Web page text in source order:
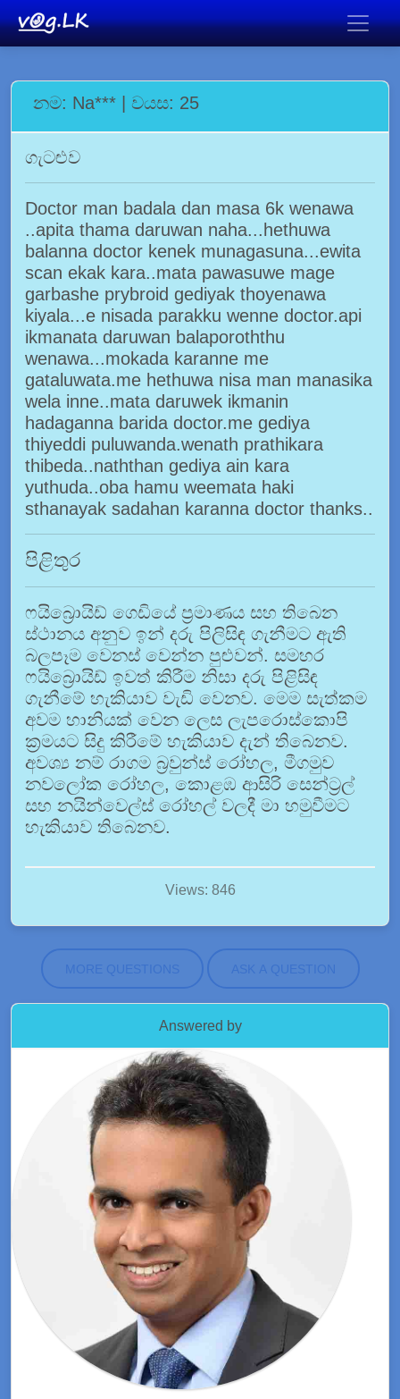
නම: Na*** | වයස: 25
ගැටළුව
Doctor man badala dan masa 6k wenawa
..apita thama daruwan naha...hethuwa
balanna doctor kenek munagasuna...ewita
scan ekak kara..mata pawasuwe mage
garbashe prybroid gediyak thoyenawa
kiyala...e nisada parakku wenne doctor.api
ikmanata daruwan balaporoththu
wenawa...mokada karanne me
gataluwata.me hethuwa nisa man manasika
wela inne..mata daruwek ikmanin
hadaganna barida doctor.me gediya
thiyeddi puluwanda.wenath prathikara
thibeda..naththan gediya ain kara
yuthuda..oba hamu weemata haki
sthanayak sadahan karanna doctor thanks..
පිළිතුර
ෆයිබ්‍රොයිඩ් ගෙඩියේ ප්‍රමාණය සහ තිබෙන
ස්ථානය අනුව ඉන් දරු පිලිසිඳ ගැනීමට ඇති
බලපෑම වෙනස් වෙන්න පුළුවන්. සමහර
ෆයිබ්‍රොයිඩ් ඉවත් කිරීම නිසා දරු පිළිසිඳ
ගැනීමේ හැකියාව වැඩි වෙනව. මෙම සැත්කම
අවම හානියක් වෙන ලෙස ලැපරොස්කොපි
ක්‍රමයට සිදු කිරීමේ හැකියාව දැන් තිබෙනව.
අවශ්‍ය නම් රාගම බ්‍රවුන්ස් රෝහල, මීගමුව
නවලෝක රෝහල, කොළඹ ආසිරි සෙන්ට්‍රල්
සහ නයින්වෙල්ස් රෝහල් වලදී මා හමුවීමට
හැකියාව තිබෙනව.
Views: 846
MORE QUESTIONS ASK A QUESTION
Answered by